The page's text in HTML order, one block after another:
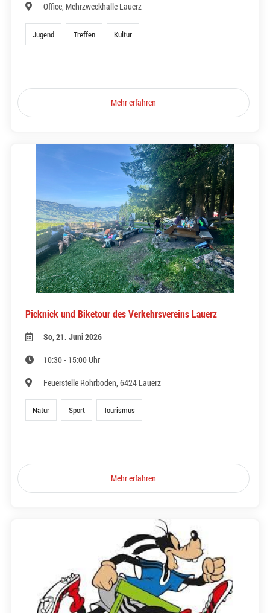
Office, Mehrzweckhalle Lauerz
Jugend Treffen Kultur
Mehr erfahren
Picknick und Biketour des Verkehrsvereins Lauerz
So, 21. Juni 2026
10:30 - 15:00 Uhr
Feuerstelle Rohrboden, 6424 Lauerz
Natur Sport Tourismus
Mehr erfahren